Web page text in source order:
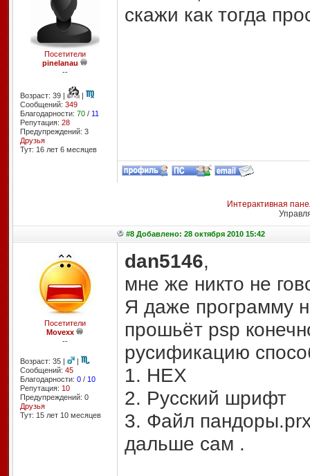
Посетители
pinelanau
--
Возраст: 39 |
|
Сообщений: 349
Благодарности: 70/ 11
Репутация: 28
Предупреждений: 3
Друзья
Тут: 16 лет 6 месяцев
скажи как тогда
Интерактивная
#8 Добавлено: 28 октября 2010 15:42
Посетители
Movexx
--
Возраст: 35 |
|
Сообщений: 45
Благодарности: 0/ 10
Репутация: 10
Предупреждений: 0
Друзья
Тут: 15 лет 10 месяцев
dan5146,
мне же никто не
Я даже программу
прошьёт psp
русификацию
1. HEX
2. Русский шрифт
3. Файл
дальше сам .